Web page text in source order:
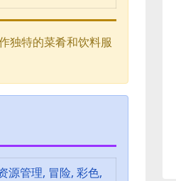
独特的菜肴和饮料服
源管理, 冒险, 彩色,